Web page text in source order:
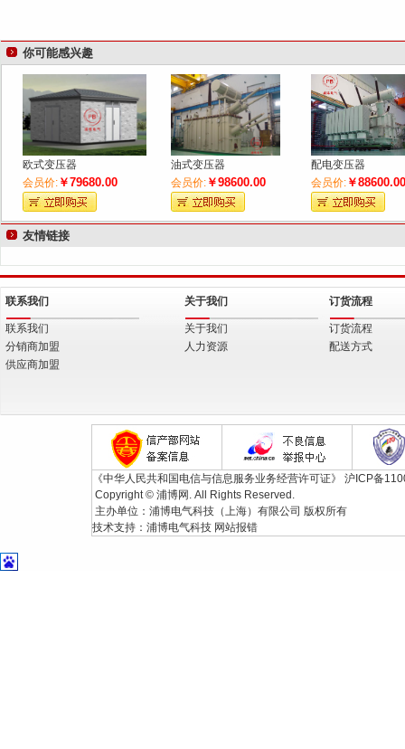
你可能感兴趣
欧式变压器
会员价: ￥79680.00
油式变压器
会员价:￥98600.00
配电变压器
会员价:￥88600.00
友情链接
联系我们
联系我们
分销商加盟
供应商加盟
关于我们
关于我们
人力资源
订货流程
订货流程
配送方式
《中华人民共和国电信与信息服务业务经营许可证》 沪ICP备
Copyright © 浦博网. All Rights Reserved.
主办单位：浦博电气科技（上海）有限公司 版权所有
技术支持： 浦博电气科技 网站报错